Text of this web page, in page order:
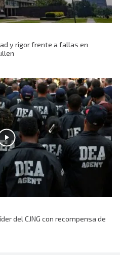
y rigor frente a fallas en
del CJNG con recompensa de